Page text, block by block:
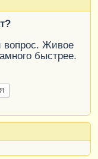
=
=
1
= 0;
вопрос. Живое
быстрее.